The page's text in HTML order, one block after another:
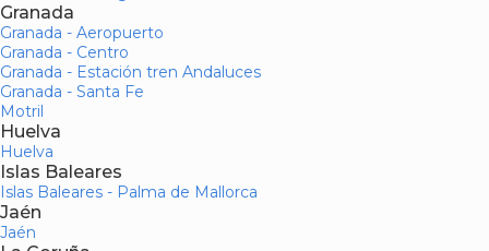
Granada
Granada - Aeropuerto
Granada - Centro
Granada - Estación tren Andaluces
Granada - Santa Fe
Motril
Huelva
Huelva
Islas Baleares
Islas Baleares - Palma de Mallorca
Jaén
Jaén